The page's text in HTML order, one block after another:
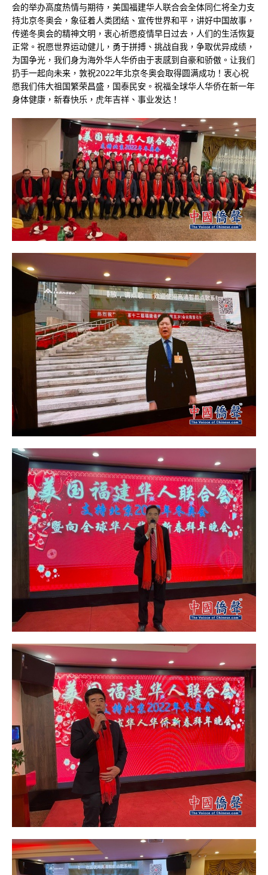
会的举办高度热情与期待，美国福建华人联合会全体同仁将全力支
持北京冬奥会，象征着人类团结、宣传世界和平，讲好中国故事，
传递冬奥会的精神文明，衷心祈愿疫情早日过去，人们的生活恢复
正常。祝愿世界运动健儿，勇于拼搏、挑战自我，争取优异成绩，
为国争光，我们身为海外华人华侨由于衷感到自豪和骄傲。让我们
扔手一起向未来，敦祝2022年北京冬奥会取得圆满成功！衷心祝
愿我们伟大祖国繁荣昌盛，国泰民安。祝福全球华人华侨在新一年
身体健康，新春快乐，虎年吉祥、事业发达！